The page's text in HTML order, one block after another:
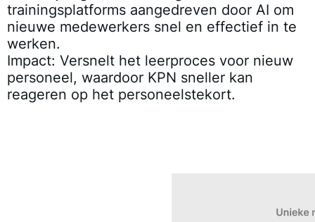
trainingsplatforms aangedreven door AI om
nieuwe medewerkers snel en effectief in te
werken.
Impact: Versnelt het leerproces voor nieuw
personeel, waardoor KPN sneller kan
reageren op het personeelstekort.